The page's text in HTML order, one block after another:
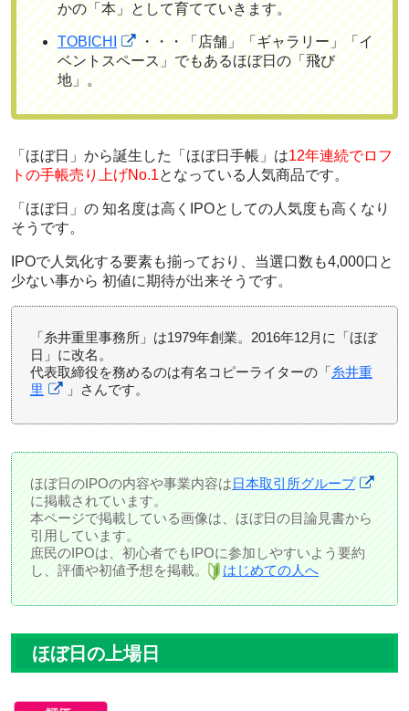
かの「本」として育てていきます。
TOBICHI
・・・「店舗」「ギャラリー」「イ
ベントスペース」でもあるほぼ日の「飛び
地」。
「ほぼ日」から誕生した「ほぼ日手帳」は12年連続でロフ
トの手帳売り上げNo.1となっている人気商品です。
「ほぼ日」の 知名度は高くIPOとしての人気度も高く なり
そうです。
IPOで人気化する要素も揃っており、当選口数も4,000口と
少ない事から 初値に期待が出来そうです。
「糸井重里事務所」は1979年創業。2016年12月に「ほぼ
日」に改名。
代表取締役を務めるのは有名コピーライターの「糸井重
里
」さんです。
ほぼ日のIPOの内容や事業内容は日本取引所グループ
に掲載されています。
本ページで掲載している画像は、ほぼ日の目論見書から
引用しています。
庶民のIPOは、初心者でもIPOに参加しやすいよう要約
し、評価や初値予想を掲載。
はじめての人へ
ほぼ日の上場日